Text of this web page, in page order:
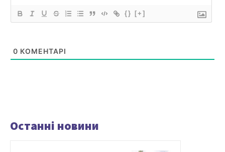
{} [+]
0 КОМЕНТАРІ
Останні новини